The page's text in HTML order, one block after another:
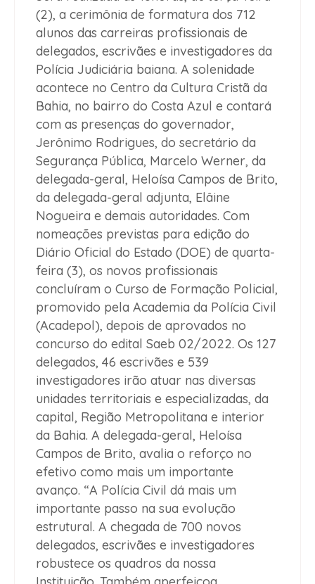
(2), a cerimônia de formatura dos 712
alunos das carreiras profissionais de
delegados, escrivães e investigadores da
Polícia Judiciária baiana. A solenidade
acontece no Centro da Cultura Cristã da
Bahia, no bairro do Costa Azul e contará
com as presenças do governador,
Jerônimo Rodrigues, do secretário da
Segurança Pública, Marcelo Werner, da
delegada-geral, Heloísa Campos de Brito,
da delegada-geral adjunta, Elâine
Nogueira e demais autoridades. Com
nomeações previstas para edição do
Diário Oficial do Estado (DOE) de quarta-
feira (3), os novos profissionais
concluíram o Curso de Formação Policial,
promovido pela Academia da Polícia Civil
(Acadepol), depois de aprovados no
concurso do edital Saeb 02/2022. Os 127
delegados, 46 escrivães e 539
investigadores irão atuar nas diversas
unidades territoriais e especializadas, da
capital, Região Metropolitana e interior
da Bahia. A delegada-geral, Heloísa
Campos de Brito, avalia o reforço no
efetivo como mais um importante
avanço. “A Polícia Civil dá mais um
importante passo na sua evolução
estrutural. A chegada de 700 novos
delegados, escrivães e investigadores
robustece os quadros da nossa